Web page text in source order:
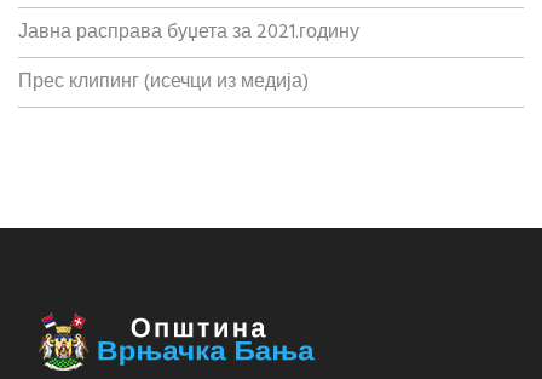
Јавна расправа буџета за 2021.годину
Прес клипинг (исечци из медија)